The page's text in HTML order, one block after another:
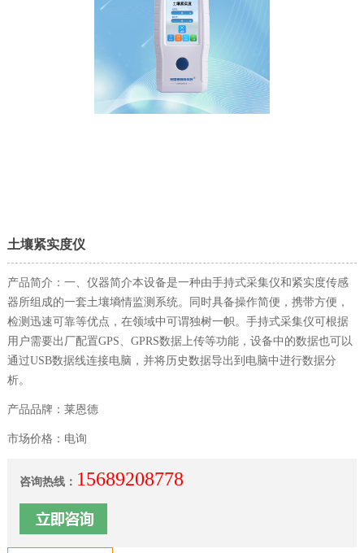
土壤紧实度仪
产品简介：一、仪器简介本设备是一种由手持式采集仪和紧实度传感
器所组成的一套土壤墒情监测系统。同时具备操作简便，携带方便，
检测迅速可靠等优点，在领域中可谓独树一帜。手持式采集仪可根据
用户需要出厂配置GPS、GPRS数据上传等功能，设备中的数据也可以
通过USB数据线连接电脑，并将历史数据导出到电脑中进行数据分
析。
产品品牌：莱恩德
市场价格：电询
咨询热线： 15689208778